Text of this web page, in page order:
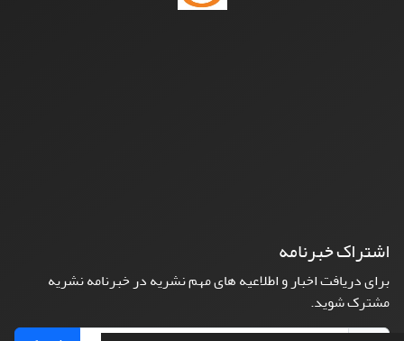
اشتراک خبرنامه
برای دریافت اخبار و اطلاعیه های مهم نشریه در خبرنامه نشریه
مشترک شوید.